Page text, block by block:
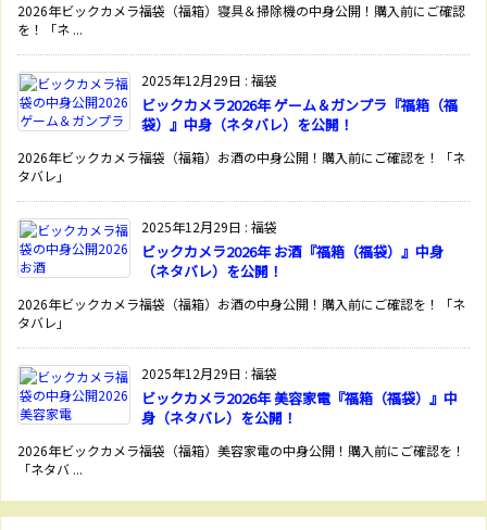
2026年ビックカメラ福袋（福箱）寝具＆掃除機の中身公開！購入前にご確認
を！「ネ ...
2025年12月29日 : 福袋
ビックカメラ2026年 ゲーム＆ガンプラ『福箱（福
袋）』中身（ネタバレ）を公開！
2026年ビックカメラ福袋（福箱）お酒の中身公開！購入前にご確認を！「ネ
タバレ」
2025年12月29日 : 福袋
ビックカメラ2026年 お酒『福箱（福袋）』中身
（ネタバレ）を公開！
2026年ビックカメラ福袋（福箱）お酒の中身公開！購入前にご確認を！「ネ
タバレ」
2025年12月29日 : 福袋
ビックカメラ2026年 美容家電『福箱（福袋）』中
身（ネタバレ）を公開！
2026年ビックカメラ福袋（福箱）美容家電の中身公開！購入前にご確認を！
「ネタバ ...